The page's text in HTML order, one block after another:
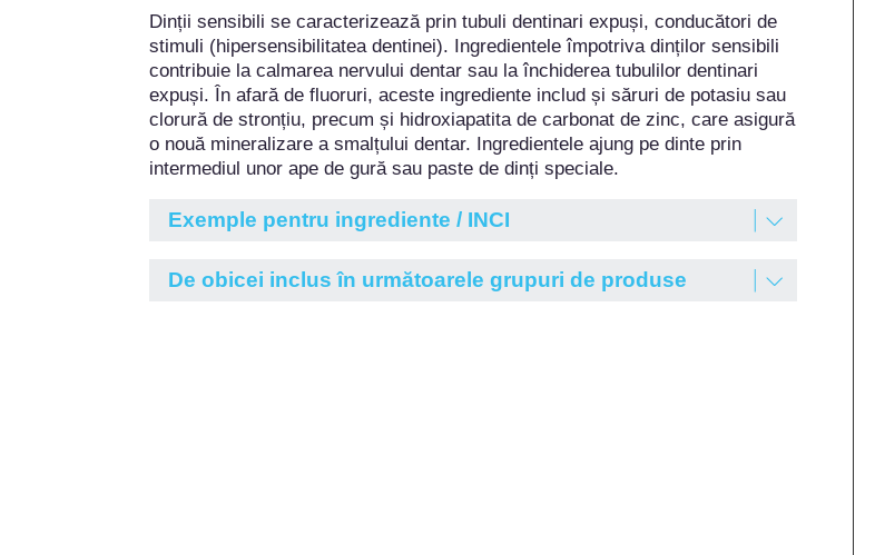
Dinții sensibili se caracterizează prin tubuli dentinari expuși, conducători de
stimuli (hipersensibilitatea dentinei). Ingredientele împotriva dinților sensibili
contribuie la calmarea nervului dentar sau la închiderea tubulilor dentinari
expuși. În afară de fluoruri, aceste ingrediente includ și săruri de potasiu sau
clorură de stronțiu, precum și hidroxiapatita de carbonat de zinc, care asigură
o nouă mineralizare a smalțului dentar. Ingredientele ajung pe dinte prin
intermediul unor ape de gură sau paste de dinți speciale.
Exemple pentru ingrediente / INCI
HYDROXYAPATITE
De obicei inclus în următoarele grupuri de produse